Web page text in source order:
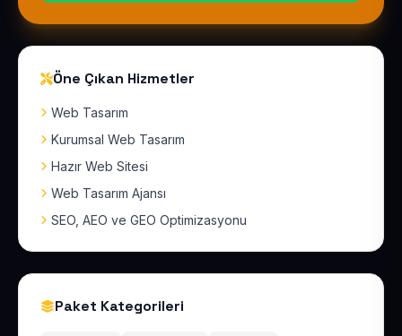
Öne Çıkan Hizmetler
Web Tasarım
Kurumsal Web Tasarım
Hazır Web Sitesi
Web Tasarım Ajansı
SEO, AEO ve GEO Optimizasyonu
Paket Kategorileri